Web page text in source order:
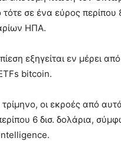
τότε σε ένα εύρος
ΗΠΑ.
εξηγείται εν μέρει
bitcoin.
τρίμηνο, οι εκροές από
6 δισ. δολάρια,